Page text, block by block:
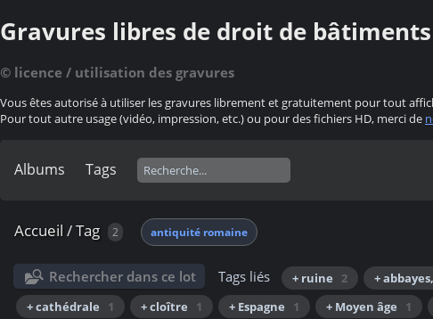
Gravures libres de droit de
© licence / utilisation des gravures
Vous êtes autorisé à utiliser les gravures librement et gratuitement pour tout
Pour tout autre usage (vidéo, impression, etc.) ou pour des fichiers HD, merci de
Albums Tags
Accueil /Tag 2 antiquité romaine
Rechercher dans ce lot Tags liés + ruine 2 +
+ cathédrale
1 + cloître 1 + Espagne 1 + Moyen âge 1